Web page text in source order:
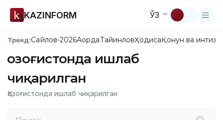
KAZINFORM ЎЗ
Тренд:Сайлов-2026АқордаТайинловҲодисаҚонун ва
Қозоғистонда ишлаб
чиқарилган
Қозоғистонда ишлаб чиқарилган